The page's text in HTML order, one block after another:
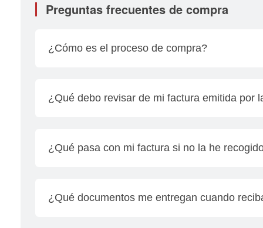
Preguntas frecuentes de compra
¿Cómo es el proceso de compra?
• Llenar solicitud del financiamiento y se te
¿Qué debo revisar de mi factura emitida por
fecha, pedimento de importación aduana y clave
¿Qué pasa con mi factura si no la he
¿Qué documentos me entregan cuando